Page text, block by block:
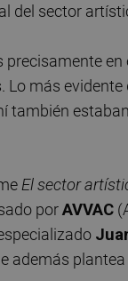
del sector
en
más
también
El sector
porAVVAC
además